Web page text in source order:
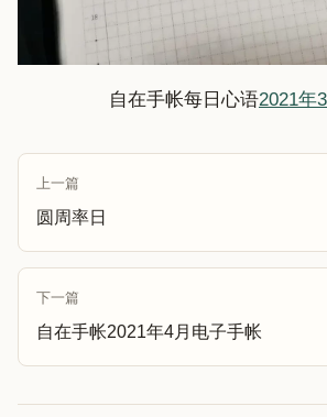
自在手帐每日心语2021年
上一篇
圆周率日
下一篇
自在手帐2021年4月电子手帐